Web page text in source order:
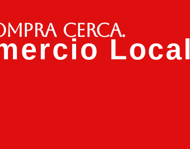
cerca.
Local